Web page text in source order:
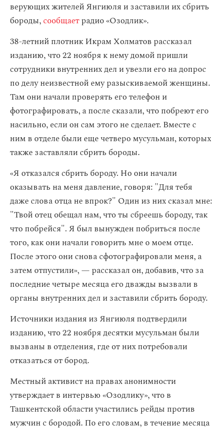
верующих жителей Янгиюля и заставили их сбрить
бороды,сообщаетрадио «Озодлик».
38-летний плотник Икрам Холматов рассказал
изданию, что 22 ноября к нему домой пришли
сотрудники внутренних дел и увезли его на допрос
по делу неизвестной ему разыскиваемой женщины.
Там они начали проверять его телефон и
фотографировать, а после сказали, что побреют его
насильно, если он сам этого не сделает. Вместе с
ним в отделе были еще четверо мусульман, которых
также заставляли сбрить бороды.
«Я отказался сбрить бороду. Но они начали
оказывать на меня давление, говоря: "Для тебя
даже слова отца не впрок?" Один из них сказал мне:
"Твой отец обещал нам, что ты сбреешь бороду, так
что побрейся". Я был вынужден побриться после
того, как они начали говорить мне о моем отце.
После этого они снова сфотографировали меня, а
затем отпустили», — рассказал он, добавив, что за
последние четыре месяца его дважды вызвали в
органы внутренних дел и заставили сбрить бороду.
Источники издания из Янгиюля подтвердили
изданию, что 22 ноября десятки мусульман были
вызваны в отделения, где от них потребовали
отказаться от бород.
Местный активист на правах анонимности
утверждает в интервью «Озодлику», что в
Ташкентской области участились рейды против
мужчин с бородой. По его словам, в течение месяца